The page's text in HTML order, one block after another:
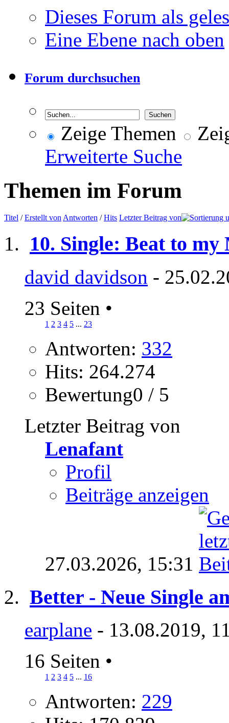
Dieses Forum als
Eine Ebene nach oben
Forum durchsuchen
Zeige Themen
Erweiterte Suche
Themen im Forum
Titel /Erstellt von Antworten /Hits Letzter Beitrag von
10. Single: Beat to
david davidson -
23 Seiten •
1 2 3 4 5 ... 23
Antworten: 332
Hits: 264.274
Bewertung0 / 5
Letzter Beitrag von
Lenafant
Profil
Beiträge anzeigen
27.03.2026, 15:31
Better - Neue Single
earplane - 13.08.2019,
16 Seiten •
1 2 3 4 5 ... 16
Antworten: 229